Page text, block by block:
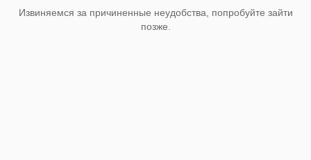
Извиняемся за причиненные неудобства, попробуйте зайти
позже.